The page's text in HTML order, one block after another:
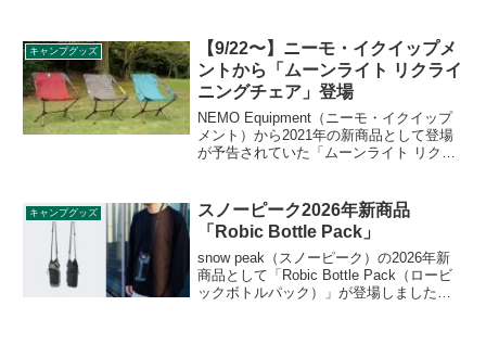
のリクライニング調整ができます。詳細
をレビューします。
キャンプグッズ
【9/22〜】ニーモ・イクイップメ
ントから「ムーンライト リクライ
ニングチェア」登場
NEMO Equipment（ニーモ・イクイップ
メント）から2021年の新商品として登場
が予告されていた「ムーンライト リクラ
の角度調整が可能です。詳細をレビュー
します。
キャンプグッズ
スノーピーク2026年新商品
「Robic Bottle Pack」
snow peak（スノーピーク）の2026年新
商品として「Robic Bottle Pack（ロービ
ックボトルパック）」が登場しました。